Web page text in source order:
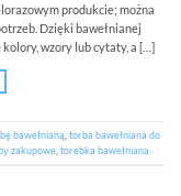
produkcie; można
Dzięki bawełnianej
wzory lub cytaty, a […]
bawełnianą torba bawełniana do
zakupowe torebka bawełniana